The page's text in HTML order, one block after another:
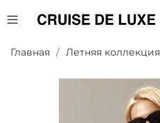
Главная Летняя коллекция